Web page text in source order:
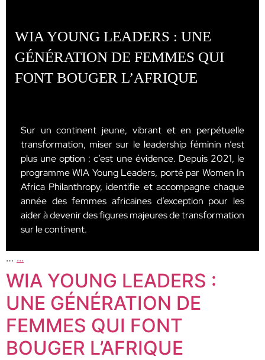
WIA YOUNG LEADERS : UNE
GÉNÉRATION DE FEMMES QUI
FONT BOUGER L’AFRIQUE
Sur un continent jeune, vibrant et en perpétuelle
transformation, miser sur le leadership féminin n’est
plus une option : c’est une évidence. Depuis 2021, le
programme WIA Young Leaders, porté par Women In
Africa Philanthropy, identifie et accompagne chaque
année des femmes africaines d’exception pour les
aider à devenir des figures majeures de transformation
sur le continent.
… ...
WIA YOUNG LEADERS :
UNE GÉNÉRATION DE
FEMMES QUI FONT
BOUGER L’AFRIQUE